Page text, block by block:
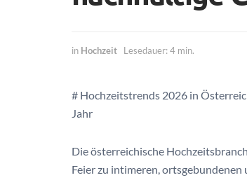
in Hochzeit Lesedauer: 4 min.
# Hochzeitstrends 2026 in
Jahr
Die österreichische
Feier zu intimeren,